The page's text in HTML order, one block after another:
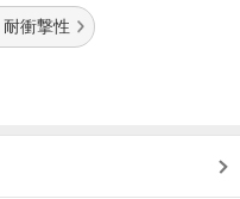
衝撃性